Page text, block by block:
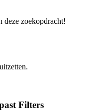
deze zoekopdracht!
Filters